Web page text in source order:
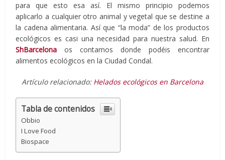
para que esto esa así. El mismo principio podemos
aplicarlo a cualquier otro animal y vegetal que se destine a
la cadena alimentaria. Así que “la moda” de los productos
ecológicos es casi una necesidad para nuestra salud. En
ShBarcelona
os contamos donde podéis encontrar
alimentos ecológicos en la Ciudad Condal.
Artículo relacionado: Helados ecológicos en Barcelona
Tabla de contenidos
Obbio
I Love Food
Biospace